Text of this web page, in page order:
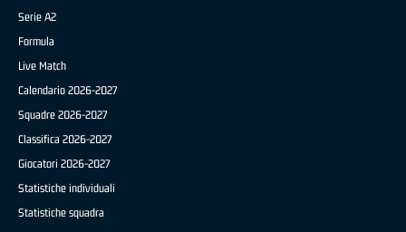
Serie A2
Formula
Live Match
Calendario 2026-2027
Squadre 2026-2027
Classifica 2026-2027
Giocatori 2026-2027
Statistiche individuali
Statistiche squadra